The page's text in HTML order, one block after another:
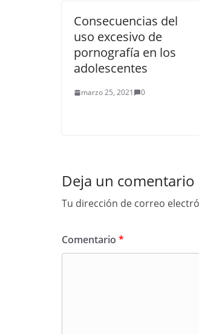
Consecuencias del
uso excesivo de
pornografía en los
adolescentes
marzo 25, 2021 0
Deja un comentario
Tu dirección de correo
Comentario *